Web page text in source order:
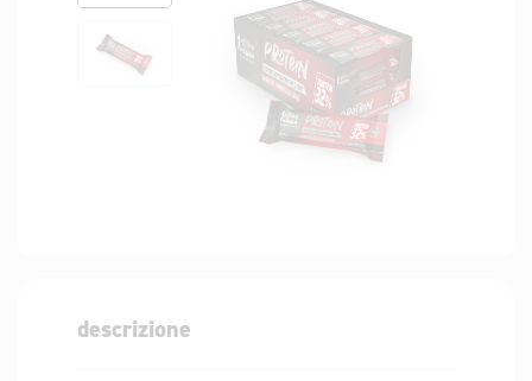
descrizione